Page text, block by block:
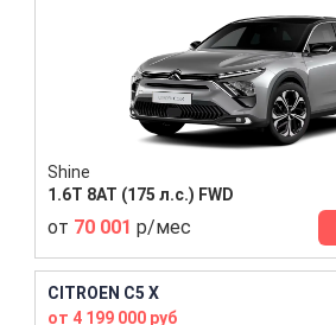
Shine
1.6T 8AT (175 л.с.) FWD
от 70 001 р/мес
CITROEN C5 X
от 4 199 000 руб